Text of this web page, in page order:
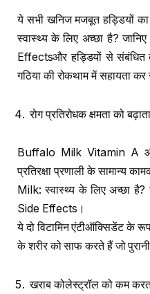
ये सभी खनिज मजबूत हड्डियों
स्वास्थ्य के लिए अच्छा है?
Effectsऔर हड्डियों से संबंधित
गठिया की रोकथाम में सहायता
रोग प्रतिरोधक क्षमता को
Buffalo Milk Vitamin A
प्रतिरक्षा प्रणाली के सामान्य
Milk: स्वास्थ्य के लिए अच्छा
Side Effects।
ये दो विटामिन एंटीऑक्सिडेंट के
के शरीर को साफ करते हैं जो
खराब कोलेस्ट्रॉल को कम